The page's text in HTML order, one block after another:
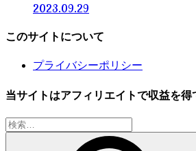
2023.09.29
このサイトについて
プライバシーポリシー
当サイトはアフィリエイトで収益を得
検
索: